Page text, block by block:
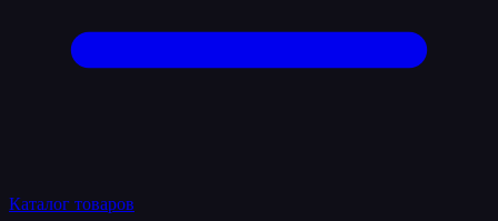
Каталог товаров